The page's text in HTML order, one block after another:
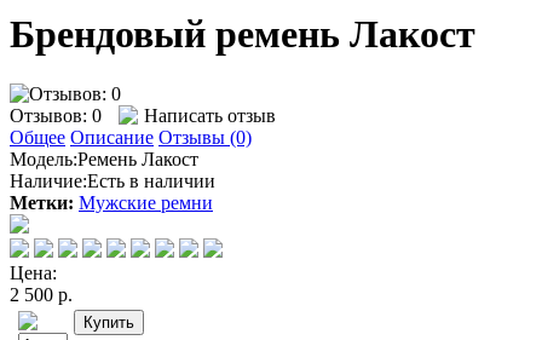
Брендовый ремень Лакост
Отзывов: 0
Написать отзыв
Общее Описание Отзывы (0)
Модель:Ремень Лакост
Наличие:Есть в наличии
Метки: Мужские ремни
Цена:
2 500 р.